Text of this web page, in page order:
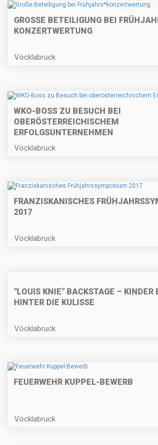
GROSSE BETEILIGUNG BEI
KONZERTWERTUNG
Vöcklabruck
WKO-BOSS ZU BESUCH BEI
OBERÖSTERREICHISCHEM
ERFOLGSUNTERNEHMEN
Vöcklabruck
FRANZISKANISCHES
2017
Vöcklabruck
"LOUIS KNIE" BACKSTAGE – KINDER
HINTER DIE KULISSE
Vöcklabruck
FEUERWEHR KUPPEL-BEWERB
Vöcklabruck